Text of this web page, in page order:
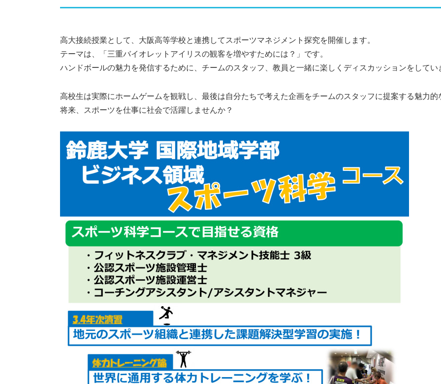
高大接続授業として、大阪高等学校と連携してスポーツマネジメント探究を開催します。
テーマは、「三重バイオレットアイリスの観客を増やすためには？」です。
ハンドボールの魅力を発信するために、チームのスタッフ、教員と一緒に楽しくディスカッションをしてい
高校生は実際にホームゲームを観戦し、最後は自分たちで考えた企画をチームのスタッフに提案する魅力
将来、スポーツを仕事に社会で活躍しませんか？